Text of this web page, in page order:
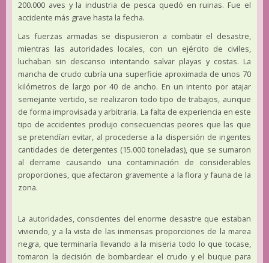
200.000 aves y la industria de pesca quedó en ruinas. Fue el
accidente más grave hasta la fecha.
Las fuerzas armadas se dispusieron a combatir el desastre,
mientras las autoridades locales, con un ejército de civiles,
luchaban sin descanso intentando salvar playas y costas. La
mancha de crudo cubría una superficie aproximada de unos 70
kilómetros de largo por 40 de ancho. En un intento por atajar
semejante vertido, se realizaron todo tipo de trabajos, aunque
de forma improvisada y arbitraria. La falta de experiencia en este
tipo de accidentes produjo consecuencias peores que las que
se pretendían evitar, al procederse a la dispersión de ingentes
cantidades de detergentes (15.000 toneladas), que se sumaron
al derrame causando una contaminación de considerables
proporciones, que afectaron gravemente a la flora y fauna de la
zona.
La autoridades, conscientes del enorme desastre que estaban
viviendo, y a la vista de las inmensas proporciones de la marea
negra, que terminaría llevando a la miseria todo lo que tocase,
tomaron la decisión de bombardear el crudo y el buque para